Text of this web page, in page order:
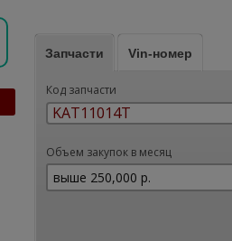
Запчасти Vin-номер
Код запчасти
Объем закупок в месяц